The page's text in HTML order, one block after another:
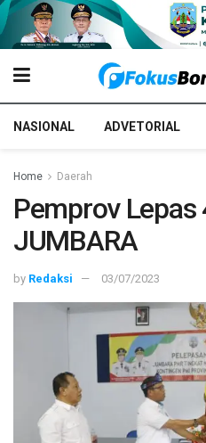
NASIONAL ADVETORIAL
Home Daerah
Pemprov
JUMBARA
by Redaksi 03/07/2023